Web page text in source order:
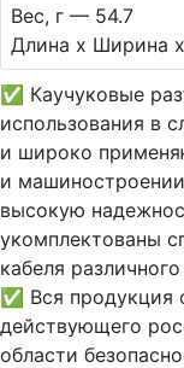
Вес, г — 54.7
Длина х Ширина
✅ Каучуковые
использования в
и широко
и
высокую
укомплектованы
кабеля
✅ Вся продукция
действующего
области